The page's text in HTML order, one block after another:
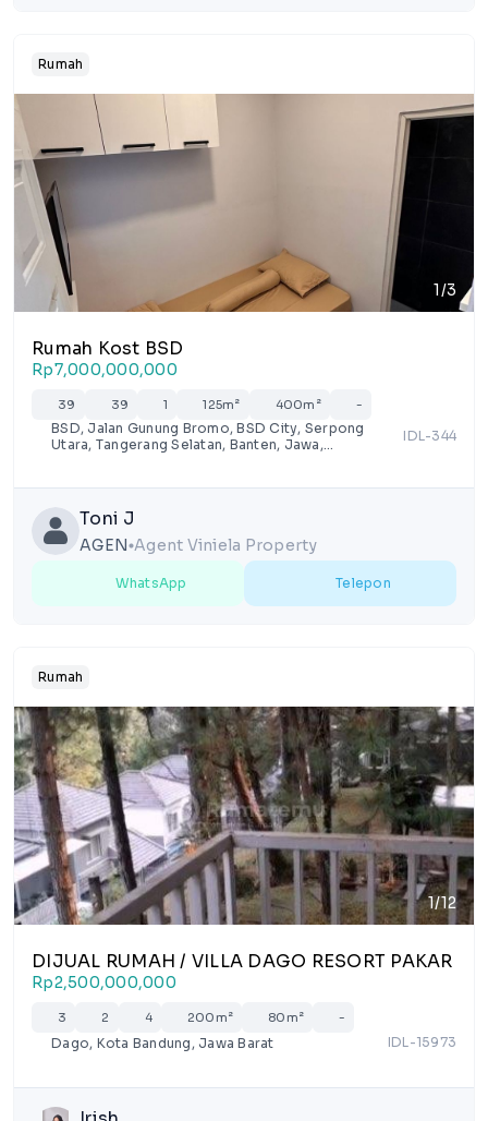
Rumah
1/3
Rumah Kost BSD
Rp7,000,000,000
39 39 1 125m² 400m² -
BSD, Jalan Gunung Bromo, BSD City, Serpong
Utara, Tangerang Selatan, Banten, Jawa,
IDL-344
Toni J
AGEN lensAgent Viniela Property
WhatsApp Telepon
Rumah
1/12
DIJUAL RUMAH / VILLA DAGO RESORT PAKAR
Rp2,500,000,000
3 2 4 200m² 80m² -
Dago, Kota Bandung, Jawa Barat IDL-15973